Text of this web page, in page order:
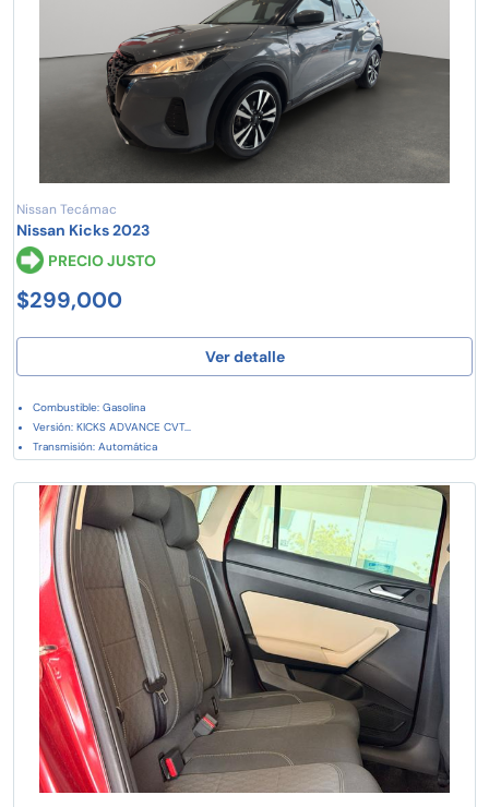
Nissan Tecámac
Nissan Kicks 2023
PRECIO JUSTO
$299,000
Ver detalle
Combustible: Gasolina
Versión: KICKS ADVANCE CVT...
Transmisión: Automática